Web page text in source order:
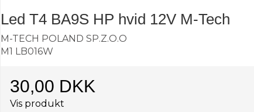
Led T4 BA9S HP hvid 12V M-Tech
M-TECH POLAND SP.Z.O.O
M1 LB016W
30,00 DKK
Vis produkt